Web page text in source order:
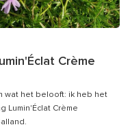
Crème
wat het belooft: ik heb het
Lumin'Éclat Crème